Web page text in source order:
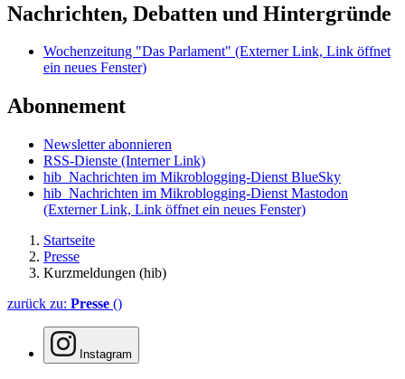
Nachrichten, Debatten und Hintergründe
Wochenzeitung "Das Parlament" (Externer Link, Link öffnet
ein neues Fenster)
Abonnement
Newsletter abonnieren
RSS-Dienste (Interner Link)
hib_Nachrichten im Mikroblogging-Dienst BlueSky
hib_Nachrichten im Mikroblogging-Dienst Mastodon
(Externer Link, Link öffnet ein neues Fenster)
Startseite
Presse
Kurzmeldungen (hib)
zurück zu: Presse ()
Instagram